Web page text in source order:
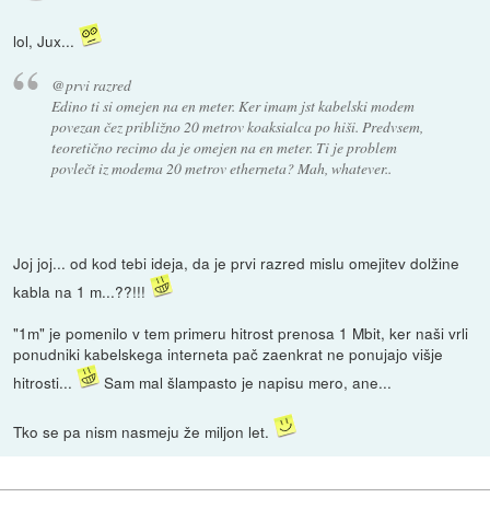
lol, Jux...
@prvi razred
Edino ti si omejen na en meter. Ker imam jst kabelski modem
povezan čez približno 20 metrov koaksialca po hiši. Predvsem,
teoretično recimo da je omejen na en meter. Ti je problem
povlečt iz modema 20 metrov etherneta? Mah, whatever..
Joj joj... od kod tebi ideja, da je prvi razred mislu omejitev dolžine
kabla na 1 m...??!!!
"1m" je pomenilo v tem primeru hitrost prenosa 1 Mbit, ker naši vrli
ponudniki kabelskega interneta pač zaenkrat ne ponujajo višje
hitrosti...
Sam mal šlampasto je napisu mero, ane...
Tko se pa nism nasmeju že miljon let.